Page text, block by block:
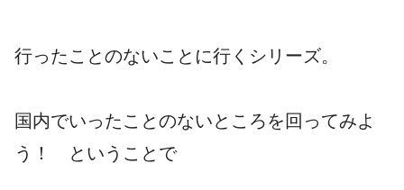
行ったことのないことに行くシリーズ。
国内でいったことのないところを回ってみよ
う！ ということで